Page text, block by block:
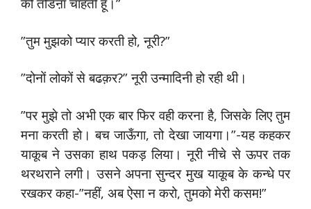
”तुम मुझको प्यार करती हो, नूरी?”
”दोनों लोकों से बढक़र?” नूरी उन्मादिनी हो रही थी।
”पर मुझे तो अभी एक बार फिर वही करना है, जिसके लिए तुम
मना करती हो। बच जाऊँगा, तो देखा जायगा।”-यह कहकर
याकूब ने उसका हाथ पकड़ लिया। नूरी नीचे से ऊपर तक
थरथराने लगी। उसने अपना सुन्दर मुख याकूब के कन्धे पर
रखकर कहा-”नहीं, अब ऐसा न करो, तुमको मेरी कसम!”